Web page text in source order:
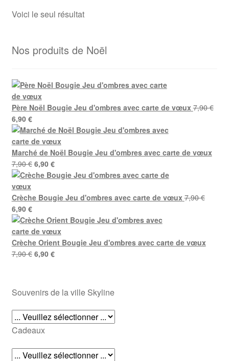
Voici le seul résultat
Nos produits de Noël
Père Noël Bougie Jeu d'ombres avec carte de vœux 7,90€
Le
prix
initial
était :
7,90 €.
6,90 €Le
prix
actuel
est :
6,90 €.
Marché de Noël Bougie Jeu d'ombres avec carte de vœux
7,90€ Le
prix
était :
6,90 €Le
prix
est :
Crèche Bougie Jeu d'ombres avec carte de vœux 7,90€
Le
prix
initial
était :
7,90 €.
6,90 €Le
prix
actuel
est :
6,90 €.
Crèche Orient Bougie Jeu d'ombres avec carte de vœux
7,90€ Le
7,90 €.
6,90 €Le
6,90 €.
Souvenirs de la ville Skyline
Cadeaux